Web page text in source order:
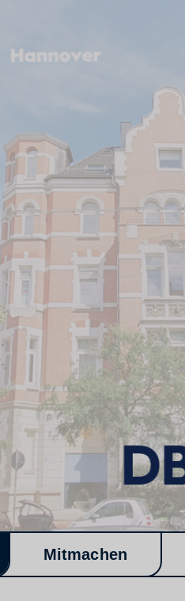
Mitmachen